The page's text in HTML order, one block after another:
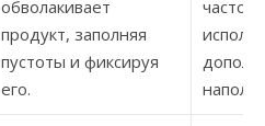
обволакивает
продукт, заполняя
пустоты и фиксируя
его.
часто